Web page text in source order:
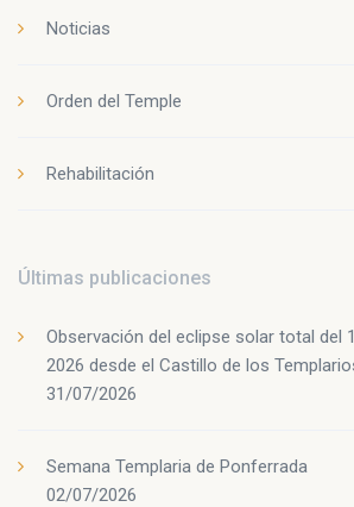
Noticias
Orden del Temple
Rehabilitación
Últimas publicaciones
Observación del eclipse solar total del
2026 desde el Castillo de los
31/07/2026
Semana Templaria de Ponferrada
02/07/2026